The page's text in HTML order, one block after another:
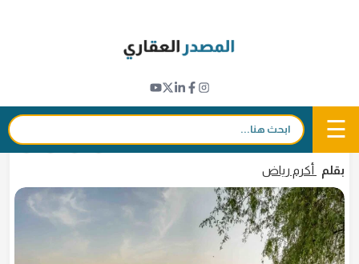
☰ بحث:
المعروض الجديد يحد من وتيرة ارتفاع أسعار
عقارات دبي في 2025
10 مارس 2025 - 16:35 f
𝕏
in
بقلم أكرم رياض